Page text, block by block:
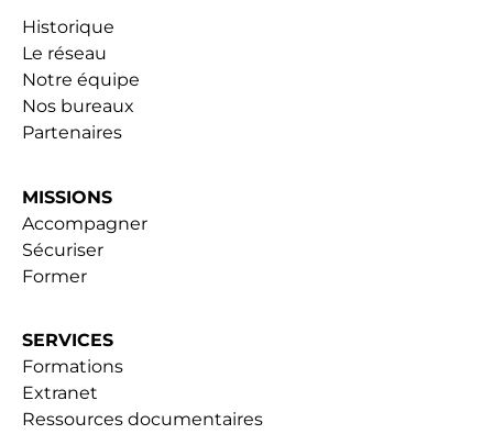
Historique
Le réseau
Notre équipe
Nos bureaux
Partenaires
MISSIONS
Accompagner
Sécuriser
Former
SERVICES
Formations
Extranet
Ressources documentaires